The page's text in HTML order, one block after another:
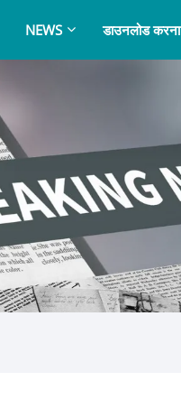
NEWS डाउनलोड करना